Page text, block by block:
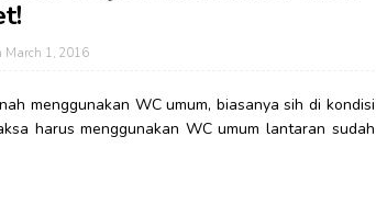
March 1, 2016
menggunakan WC umum, biasanya sih di kondisi
harus menggunakan WC umum lantaran sudah